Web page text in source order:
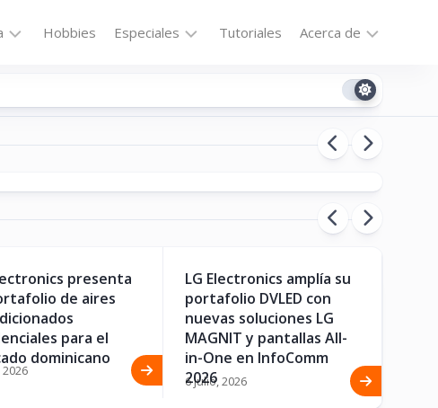
Hobbies Especiales
la
Destacados
Tutoriales Acerca de
Contacto
Política
Privacidad
Cookie
de Motorola obtienen aún
LG
presenta
de aires
para el
dominicano
LG Electronics amplía su
portafolio DVLED con
nuevas soluciones LG
MAGNIT y pantallas All-
in-One en InfoComm
2026
6 julio, 2026